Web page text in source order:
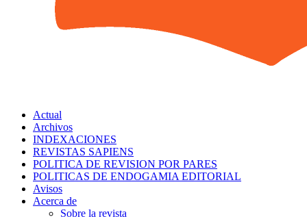
Actual
Archivos
INDEXACIONES
REVISTAS SAPIENS
POLITICA DE REVISION POR PARES
POLITICAS DE ENDOGAMIA EDITORIAL
Avisos
Acerca de
Sobre la revista